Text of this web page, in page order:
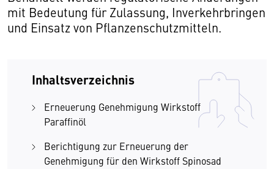
mit Bedeutung für Zulassung, Inverkehrbringen
und Einsatz von Pflanzenschutzmitteln.
Inhaltsverzeichnis
Erneuerung Genehmigung Wirkstoff
Paraffinöl
Berichtigung zur Erneuerung der
Genehmigung für den Wirkstoff Spinosad